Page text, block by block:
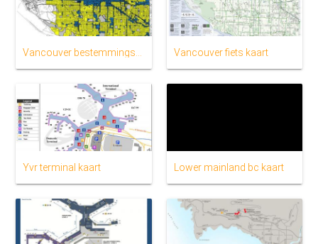
Vancouver fiets kaart
Yvr terminal kaart Lower mainland bc kaart